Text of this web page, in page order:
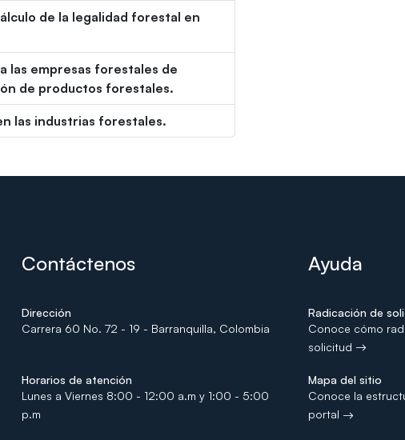
de la legalidad forestal en
las empresas forestales de
de productos forestales.
las industrias forestales.
Contáctenos Ayuda
Dirección
Carrera 60 No. 72 - 19 - Barranquilla, Colombia
Radicación de
Conoce cómo
solicitud
Horarios de atención
Lunes a Viernes 8:00 - 12:00 a.m y 1:00 - 5:00
p.m
Mapa del sitio
Conoce la
portal